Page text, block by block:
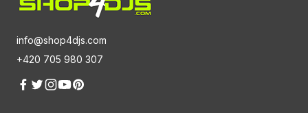
info@shop4djs.com
+420 705 980 307